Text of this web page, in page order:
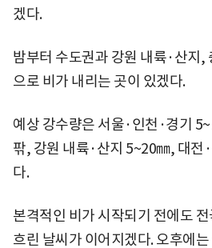
겠다.
밤부터 수도권과 강원 내륙·산지,
으로 비가 내리는 곳이 있겠다.
예상 강수량은 서울·인천·경기
팎, 강원 내륙·산지 5~20㎜, 대전
다.
본격적인 비가 시작되기 전에도
흐린 날씨가 이어지겠다. 오후에